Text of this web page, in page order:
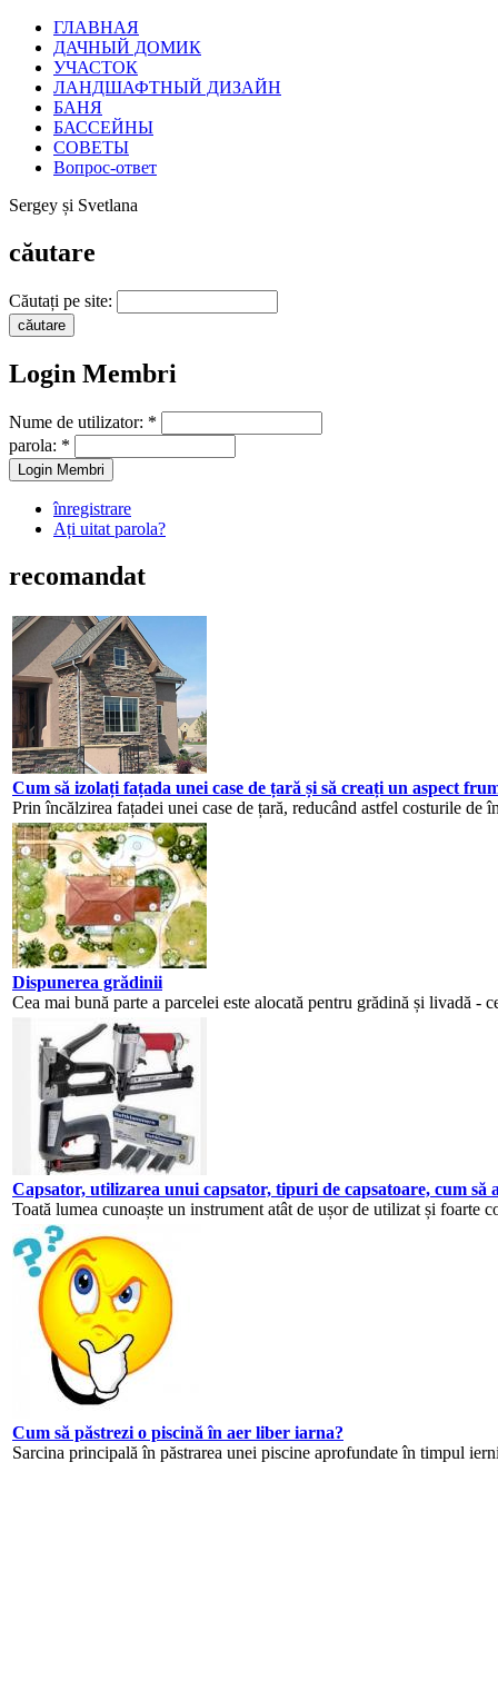
ГЛАВНАЯ
ДАЧНЫЙ ДОМИК
УЧАСТОК
ЛАНДШАФТНЫЙ ДИЗАЙН
БАНЯ
БАССЕЙНЫ
СОВЕТЫ
Вопрос-ответ
Sergey și Svetlana
căutare
Căutați pe site:
Login Membri
Nume de utilizator: *
parola: *
înregistrare
Ați uitat parola?
recomandat
Cum să izolați fațada unei case de țară și să creați un aspect
Prin încălzirea fațadei unei case de țară, reducând astfel costurile de
Dispunerea grădinii
Cea mai bună parte a parcelei este alocată pentru grădină și livadă -
Capsator, utilizarea unui capsator, tipuri de capsatoare, cum să
Toată lumea cunoaște un instrument atât de ușor de utilizat și foarte
Cum să păstrezi o piscină în aer liber iarna?
Sarcina principală în păstrarea unei piscine aprofundate în timpul